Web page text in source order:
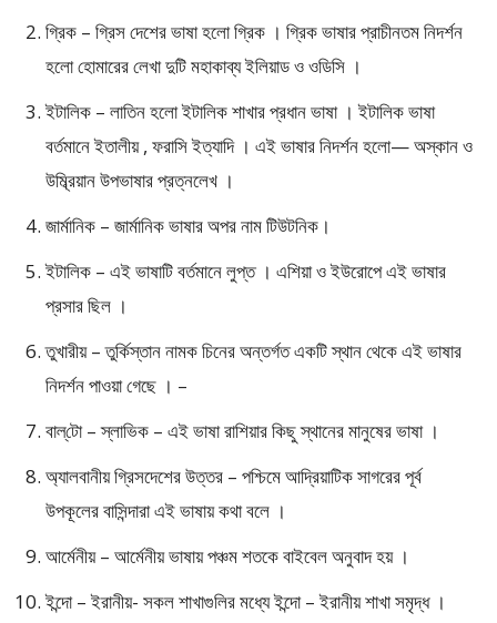
গ্রিক – গ্রিস দেশের ভাষা হলো গ্রিক । গ্রিক ভাষার প্রাচীনতম নিদর্শন
হলো হোমারের লেখা দুটি মহাকাব্য ইলিয়াড ও ওডিসি ।
ইটালিক – লাতিন হলো ইটালিক শাখার প্রধান ভাষা । ইটালিক ভাষা
বর্তমানে ইতালীয় , ফরাসি ইত্যাদি । এই ভাষার নিদর্শন হলো— অস্কান ও
উম্ব্রিয়ান উপভাষার প্রত্নলেখ ।
জার্মানিক – জার্মানিক ভাষার অপর নাম টিউটনিক।
ইটালিক – এই ভাষাটি বর্তমানে লুপ্ত । এশিয়া ও ইউরোপে এই ভাষার
প্রসার ছিল ।
তুখারীয় – তুর্কিস্তান নামক চিনের অন্তর্গত একটি স্থান থেকে এই ভাষার
নিদর্শন পাওয়া গেছে । –
বাল্‌টো – স্লাভিক – এই ভাষা রাশিয়ার কিছু স্থানের মানুষের ভাষা ।
অ্যালবানীয় গ্রিসদেশের উত্তর – পশ্চিমে আদ্রিয়াটিক সাগরের পূর্ব
উপকূলের বাসিন্দারা এই ভাষায় কথা বলে ।
আর্মেনীয় – আর্মেনীয় ভাষায় পঞ্চম শতকে বাইবেল অনুবাদ হয় ।
ইন্দো – ইরানীয়- সকল শাখাগুলির মধ্যে ইন্দো – ইরানীয় শাখা সমৃদ্ধ ।